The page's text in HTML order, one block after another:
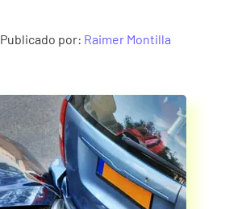
Publicado por: Raimer Montilla